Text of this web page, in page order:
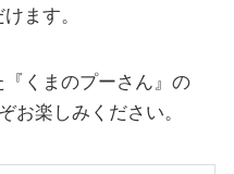
ます。
くまのプーさん』の
お楽しみください。